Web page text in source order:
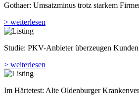
Gothaer: Umsatzminus trotz starkem
> weiterlesen
Studie: PKV-Anbieter überzeugen Kunden
> weiterlesen
Im Härtetest: Alte Oldenburger